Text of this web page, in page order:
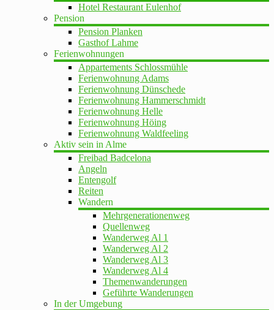
Hotel Restaurant Eulenhof
Pension
Pension Planken
Gasthof Lahme
Ferienwohnungen
Appartements Schlossmühle
Ferienwohnung Adams
Ferienwohnung Dünschede
Ferienwohnung Hammerschmidt
Ferienwohnung Helle
Ferienwohnung Höing
Ferienwohnung Waldfeeling
Aktiv sein in Alme
Freibad Badcelona
Angeln
Entengolf
Reiten
Wandern
Mehrgenerationenweg
Quellenweg
Wanderweg Al 1
Wanderweg Al 2
Wanderweg Al 3
Wanderweg Al 4
Themenwanderungen
Geführte Wanderungen
In der Umgebung